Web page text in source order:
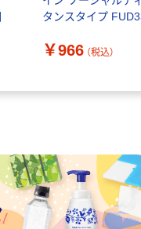
タンスタイプ
￥966 （税込）